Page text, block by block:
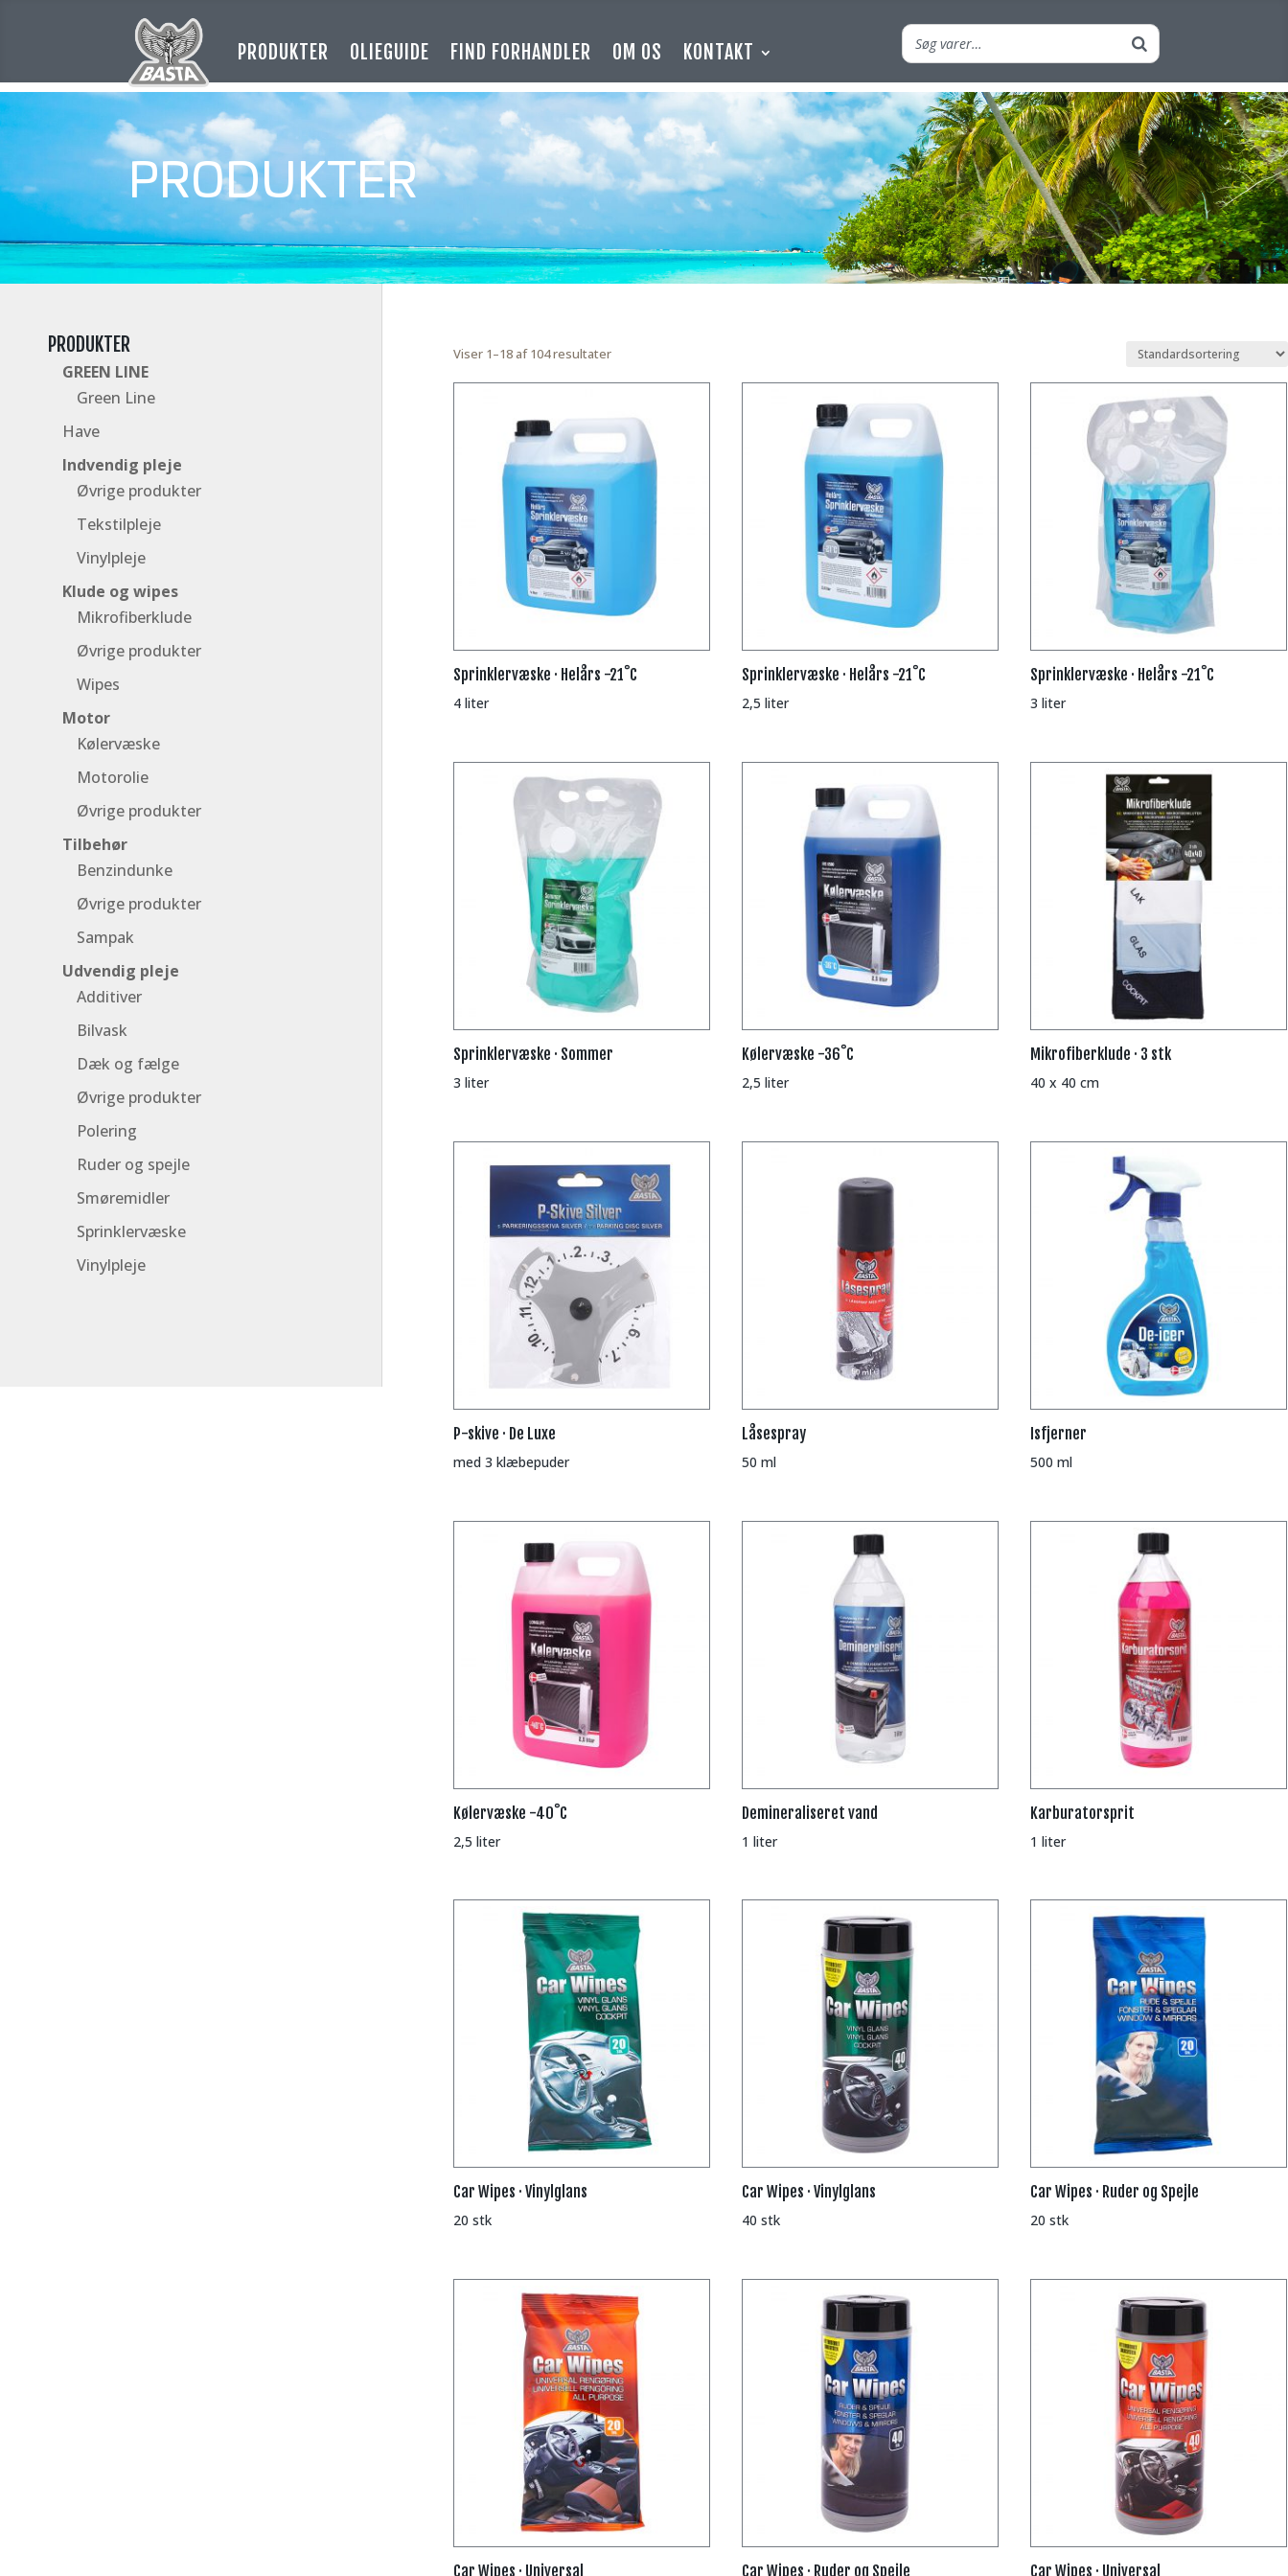
PRODUKTER OLIEGUIDE FIND FORHANDLER OM OS KONTAKT
PRODUKTER
PRODUKTER
GREEN LINE
Green Line
Have
Indvendig pleje
Øvrige produkter
Tekstilpleje
Vinylpleje
Klude og wipes
Mikrofiberklude
Øvrige produkter
Wipes
Motor
Kølervæske
Motorolie
Øvrige produkter
Tilbehør
Benzindunke
Øvrige produkter
Sampak
Udvendig pleje
Additiver
Bilvask
Dæk og fælge
Øvrige produkter
Polering
Ruder og spejle
Smøremidler
Sprinklervæske
Vinylpleje
Viser 1–18 af 104 resultater
Sprinklervæske · Helårs -21˚C
4 liter
Sprinklervæske · Helårs -21˚C
2,5 liter
Sprinklervæske · Helårs -21˚C
3 liter
Sprinklervæske · Sommer
3 liter
Kølervæske -36˚C
2,5 liter
Mikrofiberklude · 3 stk
40 x 40 cm
P-skive · De Luxe
med 3 klæbepuder
Låsespray
50 ml
Isfjerner
500 ml
Kølervæske -40˚C
2,5 liter
Demineraliseret vand
1 liter
Karburatorsprit
1 liter
Car Wipes · Vinylglans
20 stk
Car Wipes · Vinylglans
40 stk
Car Wipes · Ruder og Spejle
20 stk
Car Wipes · Universal Car Wipes · Ruder og Spejle Car Wipes · Universal